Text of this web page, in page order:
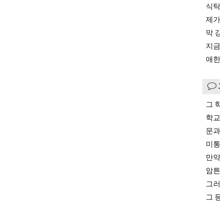
식
제
막
지
애
그
학
문
미
만
암
그
그